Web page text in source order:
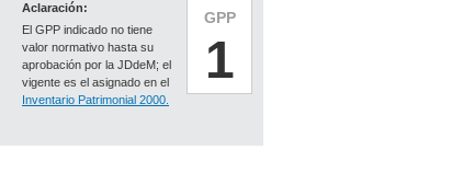
GPP
1
Aclaración:
El GPP indicado no tiene
valor normativo hasta su
aprobación por la JDdeM; el
vigente es el asignado en el
Inventario Patrimonial 2000.